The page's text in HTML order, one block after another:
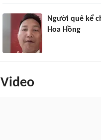
Người quê kể
Hoa Hồng
Video